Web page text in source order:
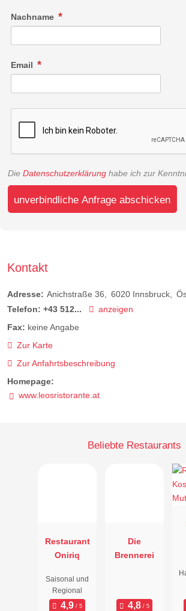
Nachname
Email
Die Datenschutzerklärung habe ich zur
unverbindliche Anfrage abschicken
Kontakt
Adresse: Anichstraße 36 6020 Innsbruck
Telefon: +43 512...
anzeigen
Fax: keine Angabe
Zur Karte
Zur Anfahrtsbeschreibung
Homepage:
www.leosristorante.at
Beliebte Restaurants
Restaurant
Oniriq
Saisonal und
Regional
Die
Brennerei